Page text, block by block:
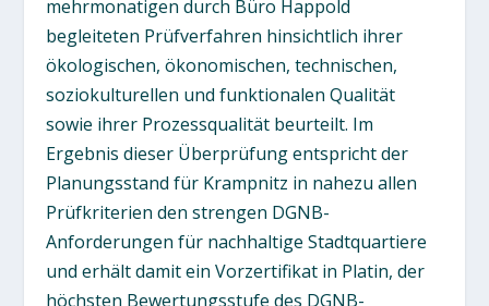
mehrmonatigen durch Büro Happold
begleiteten Prüfverfahren hinsichtlich ihrer
ökologischen, ökonomischen, technischen,
soziokulturellen und funktionalen Qualität
sowie ihrer Prozessqualität beurteilt. Im
Ergebnis dieser Überprüfung entspricht der
Planungsstand für Krampnitz in nahezu allen
Prüfkriterien den strengen DGNB-
Anforderungen für nachhaltige Stadtquartiere
und erhält damit ein Vorzertifikat in Platin, der
höchsten Bewertungsstufe des DGNB-